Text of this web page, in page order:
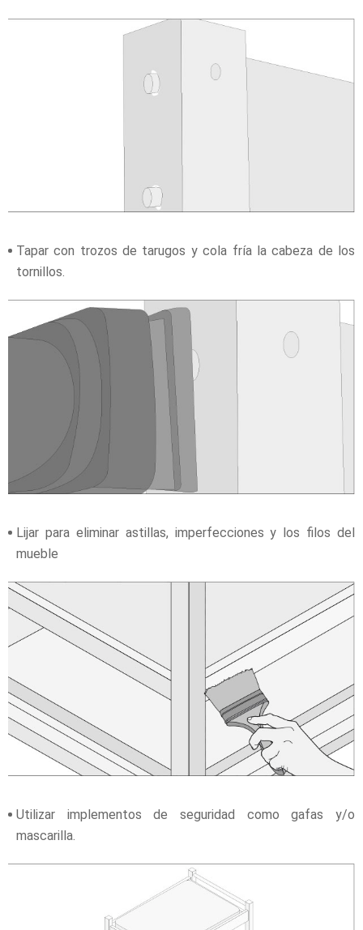
Tapar con trozos de tarugos y cola fría la cabeza de los
tornillos.
Lijar para eliminar astillas, imperfecciones y los filos del
mueble
Utilizar implementos de seguridad como gafas y/o
mascarilla.